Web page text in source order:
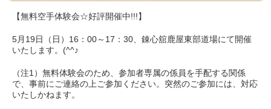
【無料空手体験会☆好評開催中!!!】
5月19日（日）16：00～17：30、錬心舘鹿屋東部道場にて開催
いたします。(^^♪
（注1）無料体験会のため、参加者専属の係員を手配する関係
で、事前にご連絡の上ご参加ください。突然のご参加には、対応
いたしかねます。